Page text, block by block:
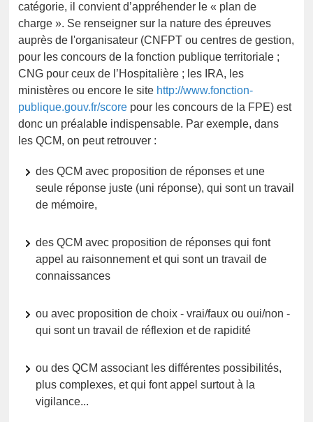
catégorie, il convient d’appréhender le « plan de
charge ». Se renseigner sur la nature des épreuves
auprès de l'organisateur (CNFPT ou centres de gestion,
pour les concours de la fonction publique territoriale ;
CNG pour ceux de l’Hospitalière ; les IRA, les
ministères ou encore le site http://www.fonction-
publique.gouv.fr/score pour les concours de la FPE) est
donc un préalable indispensable. Par exemple, dans
les QCM, on peut retrouver :
des QCM avec proposition de réponses et une
seule réponse juste (uni réponse), qui sont un travail
de mémoire,
des QCM avec proposition de réponses qui font
appel au raisonnement et qui sont un travail de
connaissances
ou avec proposition de choix - vrai/faux ou oui/non -
qui sont un travail de réflexion et de rapidité
ou des QCM associant les différentes possibilités,
plus complexes, et qui font appel surtout à la
vigilance...